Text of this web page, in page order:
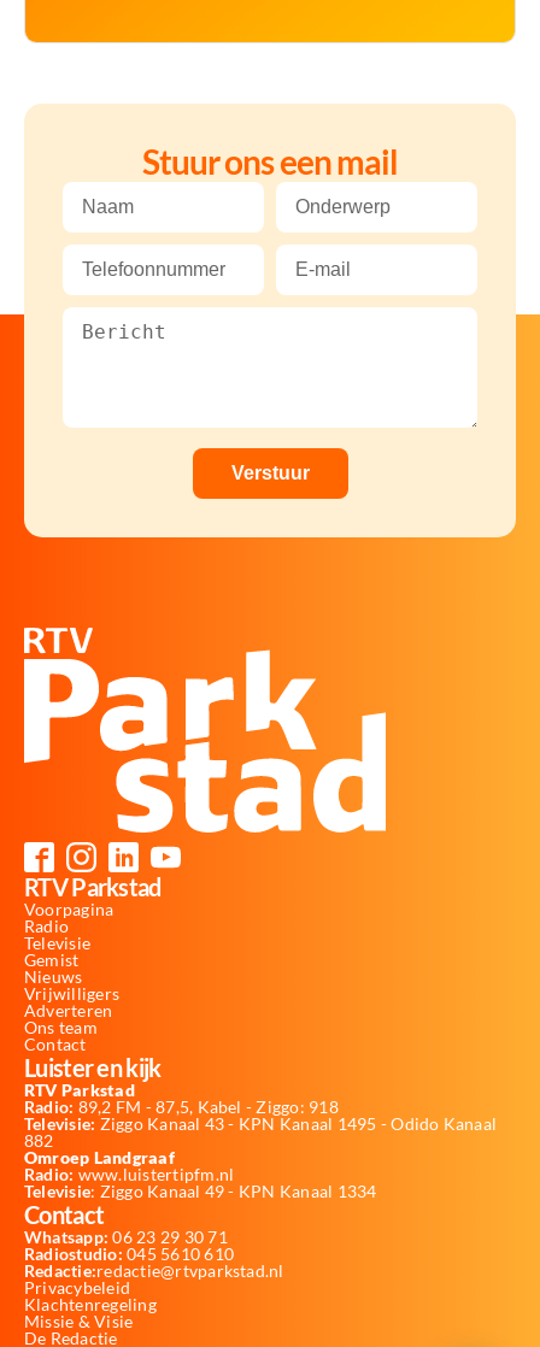
Stuur ons een mail
RTV Parkstad
Voorpagina
Radio
Televisie
Gemist
Nieuws
Vrijwilligers
Adverteren
Ons team
Contact
Luister en kijk
RTV Parkstad
Radio: 89,2 FM - 87,5, Kabel - Ziggo: 918
Televisie: Ziggo Kanaal 43 - KPN Kanaal 1495 - Odido Kanaal
882
Omroep Landgraaf
Radio: www.luistertipfm.nl
Televisie: Ziggo Kanaal 49 - KPN Kanaal 1334
Contact
Whatsapp: 06 23 29 30 71
Radiostudio: 045 5610 610
Redactie:redactie@rtvparkstad.nl
Privacybeleid
Klachtenregeling
Missie & Visie
De Redactie